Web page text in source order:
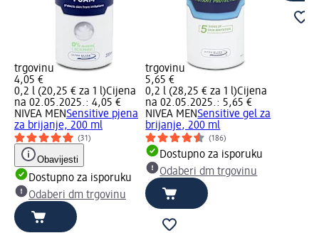
trgovinu
4,05 €
0,2 l (20,25 € za 1 l)Cijena
na 02.05.2025.: 4,05 €
NIVEA MENSensitive pjena
za brijanje, 200 ml
(31)
Obavijesti
Dostupno za isporuku
Odaberi dm trgovinu
trgovinu
5,65 €
0,2 l (28,25 € za 1 l)Cijena
na 02.05.2025.: 5,65 €
NIVEA MENSensitive gel za
brijanje, 200 ml
(186)
Dostupno za isporuku
Odaberi dm trgovinu